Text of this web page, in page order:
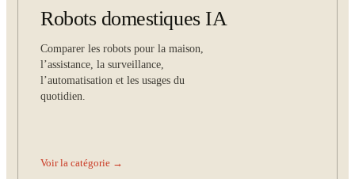
Robots domestiques IA
Comparer les robots pour la maison,
l’assistance, la surveillance,
l’automatisation et les usages du
quotidien.
Voir la catégorie →